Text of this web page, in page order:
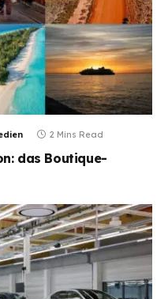
2 Mins Read
das Boutique-